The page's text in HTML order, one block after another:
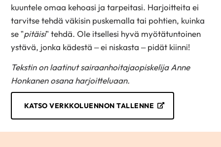
kuuntele omaa kehoasi ja tarpeitasi. Harjoitteita ei
tarvitse tehdä väkisin puskemalla tai pohtien, kuinka
se ”pitäisi” tehdä. Ole itsellesi hyvä myötätuntoinen
ystävä, jonka kädestä – ei niskasta – pidät kiinni!
Tekstin on laatinut sairaanhoitajaopiskelija Anne
Honkanen osana harjoitteluaan.
KATSO VERKKOLUENNON TALLENNE